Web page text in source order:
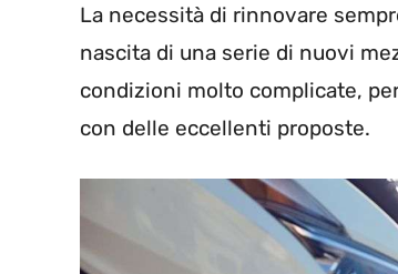
La necessità di rinnovare
nascita di una serie di nuovi
condizioni molto complicate,
con delle eccellenti proposte.